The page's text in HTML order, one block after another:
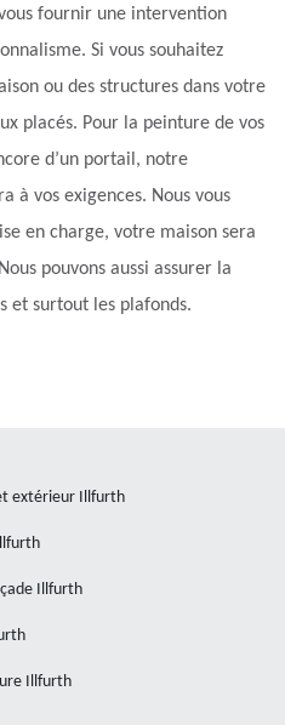
fournir une intervention
Si vous souhaitez
ou des structures dans votre
placés. Pour la peinture de vos
d’un portail, notre
à vos exigences. Nous vous
en charge, votre maison sera
pouvons aussi assurer la
et surtout les plafonds.
extérieur Illfurth
Illfurth
Illfurth